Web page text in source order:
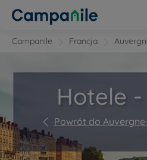
Campanile Francja
Hotele -
Powrót do